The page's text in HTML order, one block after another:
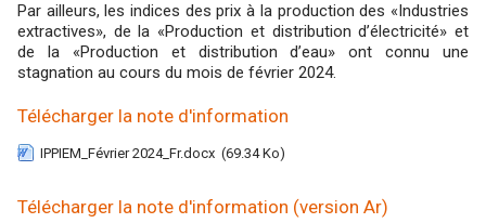
Par ailleurs, les indices des prix à la production des «Industries
extractives», de la «Production et distribution d’électricité» et
de la «Production et distribution d’eau» ont connu une
stagnation au cours du mois de février 2024.
Télécharger la note d'information
IPPIEM_Février 2024_Fr.docx (69.34 Ko)
Télécharger la note d'information (version Ar)